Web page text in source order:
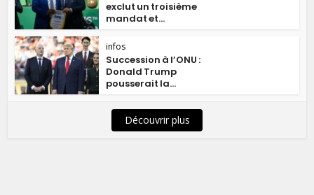
exclut un troisième
mandat et...
infos
Succession à l’ONU :
Donald Trump
pousserait la...
Découvrir plus